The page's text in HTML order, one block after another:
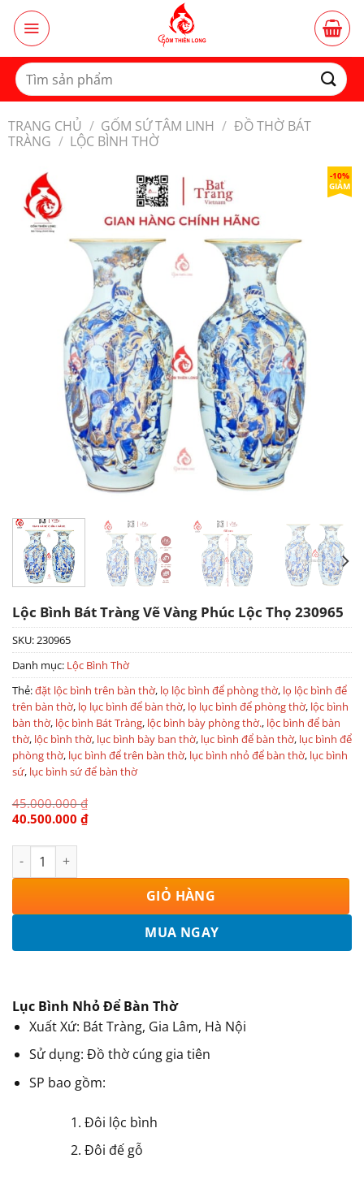
qua
dungTìm
kiếm:
TRANG CHỦ / GỐM SỨ TÂM LINH / ĐỒ THỜ BÁT
TRÀNG / LỘC BÌNH THỜ
-10%
GIẢM
Lộc Bình Bát Tràng Vẽ Vàng Phúc Lộc Thọ 230965
SKU:230965
Danh mục: Lộc Bình Thờ
Thẻ:đặt lộc bình trên bàn thờ, lọ lộc bình để phòng thờ, lọ lộc bình để
trên bàn thờ, lọ lục bình để bàn thờ, lọ lục bình để phòng thờ, lộc bình
bàn thờ, lộc bình Bát Tràng, lộc bình bày phòng thờ., lộc bình để bàn
thờ, lộc bình thờ, lục bình bày ban thờ, lục bình để bàn thờ, lục bình để
phòng thờ, lục bình để trên bàn thờ, lục bình nhỏ để bàn thờ, lục bình
sứ, lục bình sứ để bàn thờ
45.000.000₫
Giá
là:
45.000.000 ₫.
40.500.000 ₫Giá
40.500.000 ₫.
Lộc Bình Bát Tràng Vẽ Vàng Phúc Lộc Thọ 230965 số lượng
GIỎ HÀNG
MUA NGAY
Lục Bình Nhỏ Để Bàn Thờ
Xuất Xứ: Bát Tràng, Gia Lâm, Hà Nội
Sử dụng: Đồ thờ cúng gia tiên
SP bao gồm:
Đôi lộc bình
Đôi đế gỗ